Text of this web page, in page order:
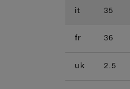
it 35
fr 36
uk 2.5